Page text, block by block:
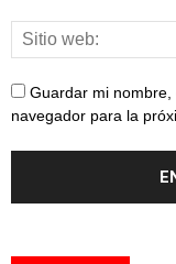
Guardar mi
navegador para la